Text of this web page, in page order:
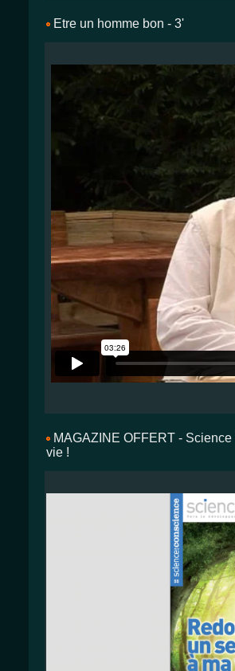
Etre un homme bon - 3'
MAGAZINE OFFERT -
vie !